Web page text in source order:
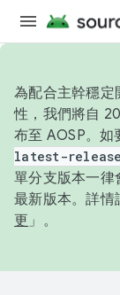
為配合主幹穩定
性，我們將自
布至 AOSP。如
latest-release
單分支版本一
最新版本。詳情
更 」。